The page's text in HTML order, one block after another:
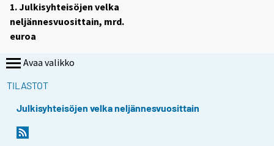
1. Julkisyhteisöjen velka
neljännesvuosittain, mrd.
euroa
Avaa valikko
TILASTOT
Julkisyhteisöjen velka neljännesvuosittain